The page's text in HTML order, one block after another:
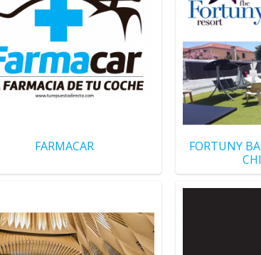
FARMACAR
FORTUNY